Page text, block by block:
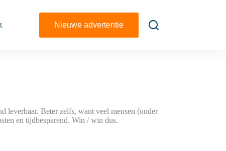
Nieuwe advertentie
leverbaar. Beter zelfs, want veel mensen (onder
en tijdbesparend. Win / win dus.